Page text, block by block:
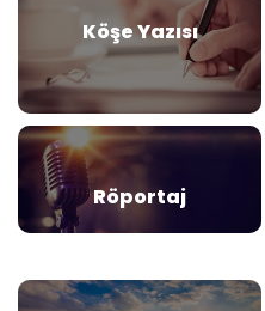
Köşe Yazısı
Röportaj